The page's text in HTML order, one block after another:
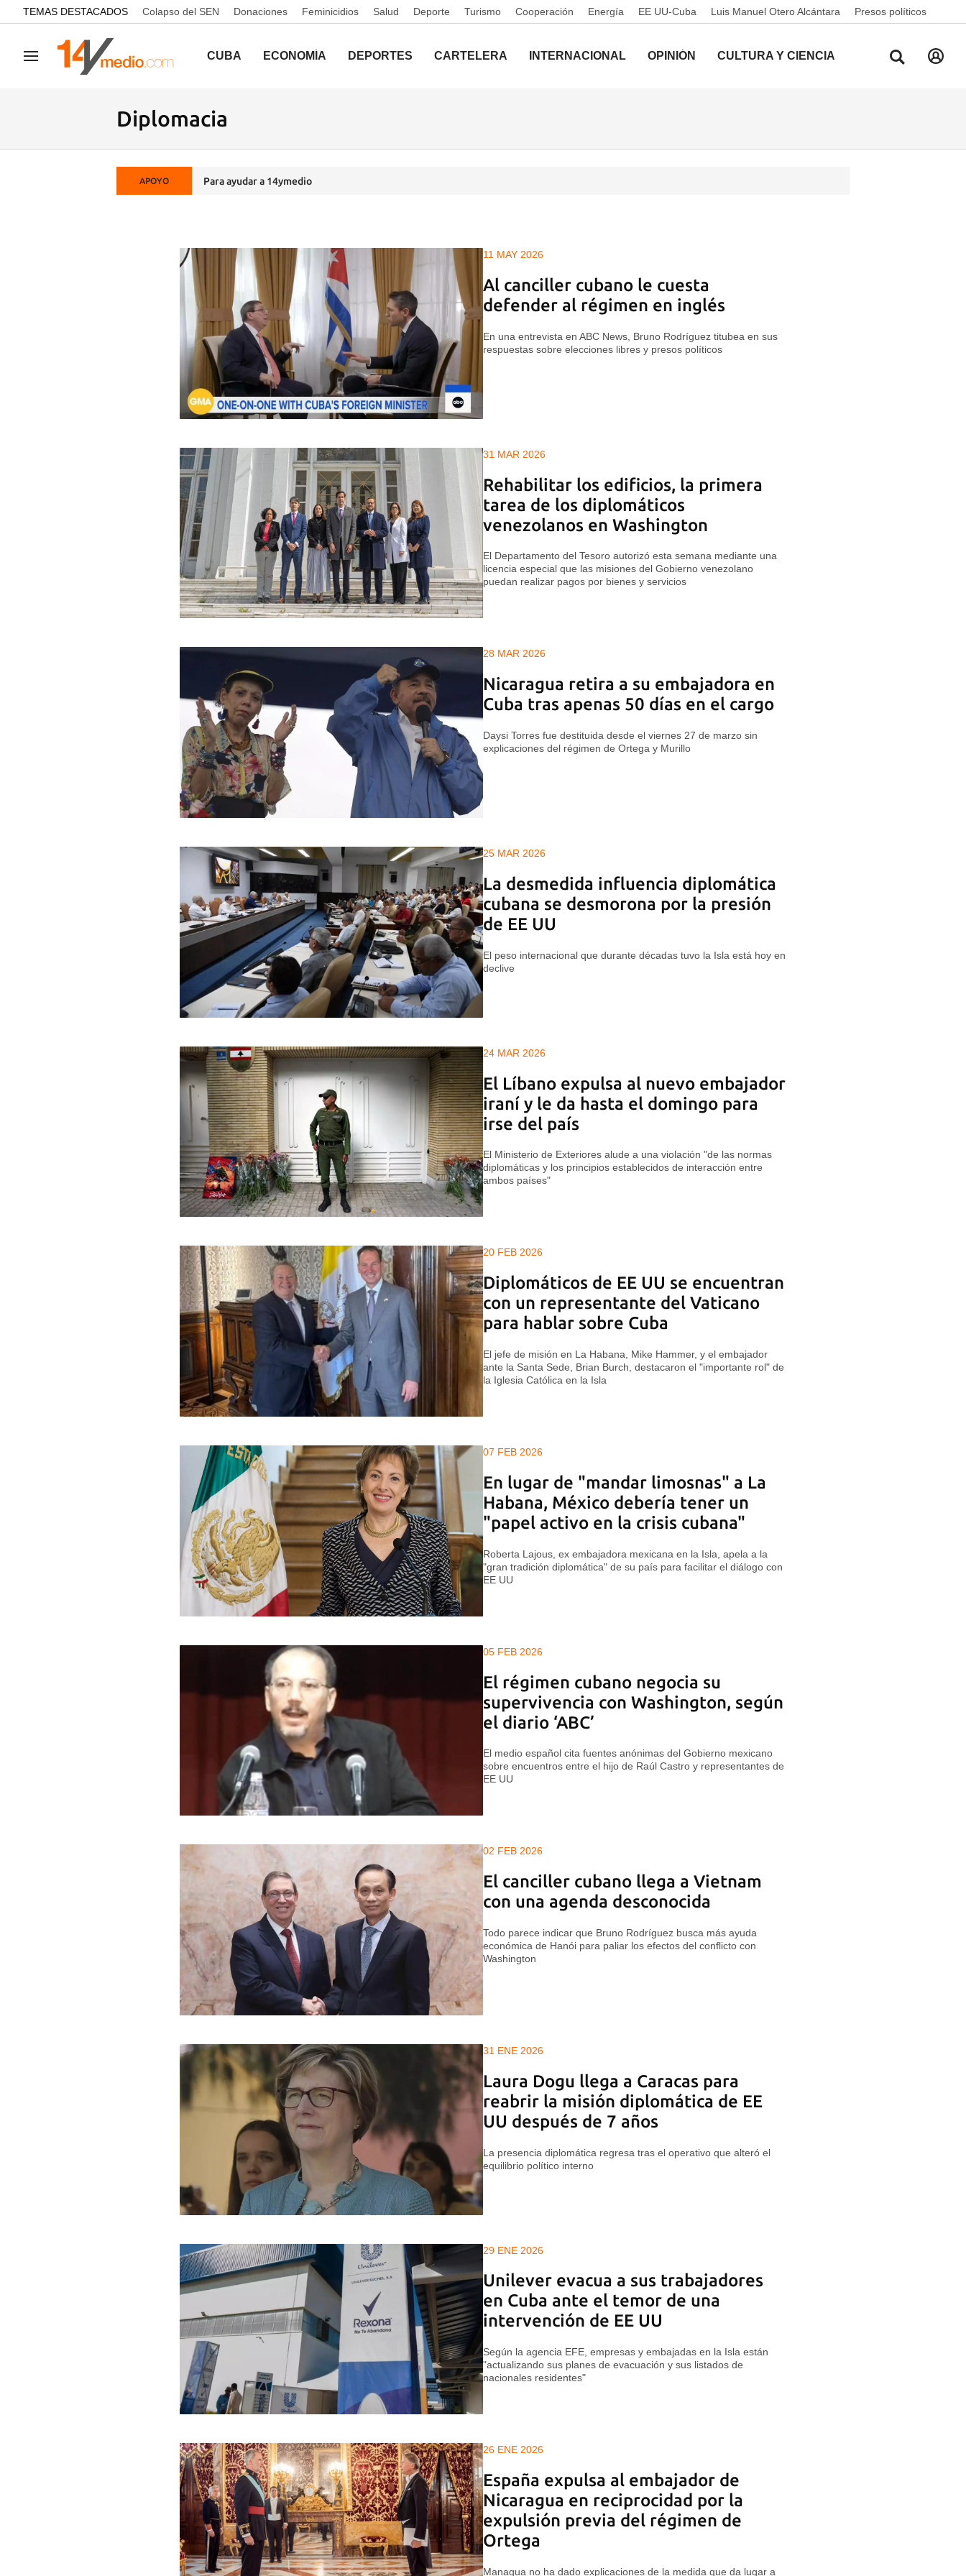
common.go-to-content
TEMAS DESTACADOS Colapso del SEN Donaciones Feminicidios Salud Deporte Turismo Cooperación Energía EE UU-Cuba Luis Manuel Otero Alcántara Presos políticos
Navegación CUBA ECONOMÍA DEPORTES CARTELERA INTERNACIONAL OPINIÓN CULTURA Y CIENCIA
Diplomacia
APOYO Para ayudar a 14ymedio
11 MAY 2026
Al canciller cubano le cuesta
defender al régimen en inglés
En una entrevista en ABC News, Bruno Rodríguez titubea en sus
respuestas sobre elecciones libres y presos políticos
31 MAR 2026
Rehabilitar los edificios, la primera
tarea de los diplomáticos
venezolanos en Washington
El Departamento del Tesoro autorizó esta semana mediante una
licencia especial que las misiones del Gobierno venezolano
puedan realizar pagos por bienes y servicios
28 MAR 2026
Nicaragua retira a su embajadora en
Cuba tras apenas 50 días en el cargo
Daysi Torres fue destituida desde el viernes 27 de marzo sin
explicaciones del régimen de Ortega y Murillo
25 MAR 2026
La desmedida influencia diplomática
cubana se desmorona por la presión
de EE UU
El peso internacional que durante décadas tuvo la Isla está hoy en
declive
24 MAR 2026
El Líbano expulsa al nuevo embajador
iraní y le da hasta el domingo para
irse del país
El Ministerio de Exteriores alude a una violación "de las normas
diplomáticas y los principios establecidos de interacción entre
ambos países"
20 FEB 2026
Diplomáticos de EE UU se encuentran
con un representante del Vaticano
para hablar sobre Cuba
El jefe de misión en La Habana, Mike Hammer, y el embajador
ante la Santa Sede, Brian Burch, destacaron el "importante rol" de
la Iglesia Católica en la Isla
07 FEB 2026
En lugar de "mandar limosnas" a La
Habana, México debería tener un
"papel activo en la crisis cubana"
Roberta Lajous, ex embajadora mexicana en la Isla, apela a la
"gran tradición diplomática" de su país para facilitar el diálogo con
EE UU
05 FEB 2026
El régimen cubano negocia su
supervivencia con Washington, según
el diario ‘ABC’
El medio español cita fuentes anónimas del Gobierno mexicano
sobre encuentros entre el hijo de Raúl Castro y representantes de
EE UU
02 FEB 2026
El canciller cubano llega a Vietnam
con una agenda desconocida
Todo parece indicar que Bruno Rodríguez busca más ayuda
económica de Hanói para paliar los efectos del conflicto con
Washington
31 ENE 2026
Laura Dogu llega a Caracas para
reabrir la misión diplomática de EE
UU después de 7 años
La presencia diplomática regresa tras el operativo que alteró el
equilibrio político interno
29 ENE 2026
Unilever evacua a sus trabajadores
en Cuba ante el temor de una
intervención de EE UU
Según la agencia EFE, empresas y embajadas en la Isla están
"actualizando sus planes de evacuación y sus listados de
nacionales residentes"
26 ENE 2026
España expulsa al embajador de
Nicaragua en reciprocidad por la
expulsión previa del régimen de
Ortega
Managua no ha dado explicaciones de la medida que da lugar a